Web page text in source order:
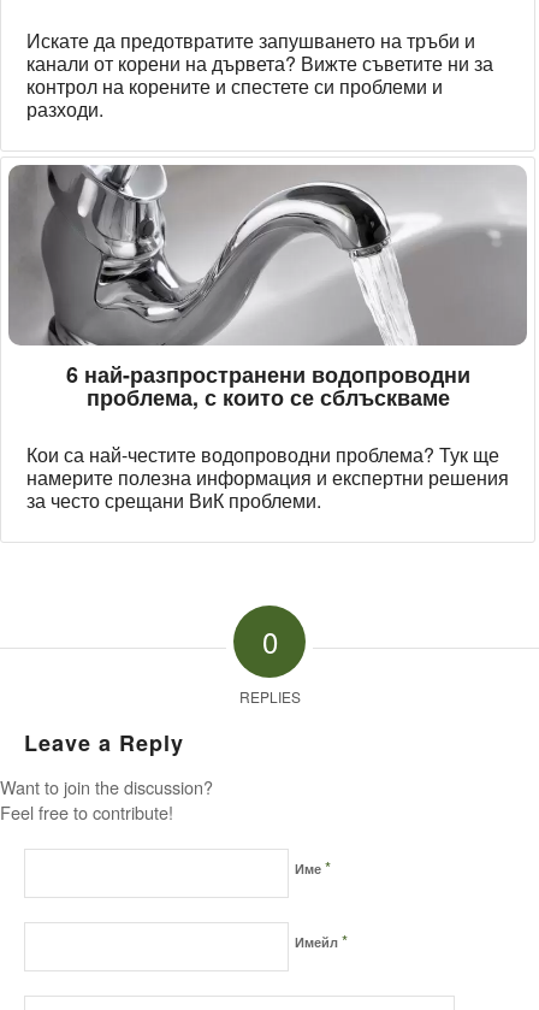
Искате да предотвратите запушването на тръби и
канали от корени на дървета? Вижте съветите ни за
контрол на корените и спестете си проблеми и
разходи.
6 най-разпространени водопроводни
проблема, с които се сблъскваме
Кои са най-честите водопроводни проблема? Тук ще
намерите полезна информация и експертни решения
за често срещани ВиК проблеми.
0
REPLIES
Leave a Reply
Want to join the discussion?
Feel free to contribute!
Име *
Имейл *